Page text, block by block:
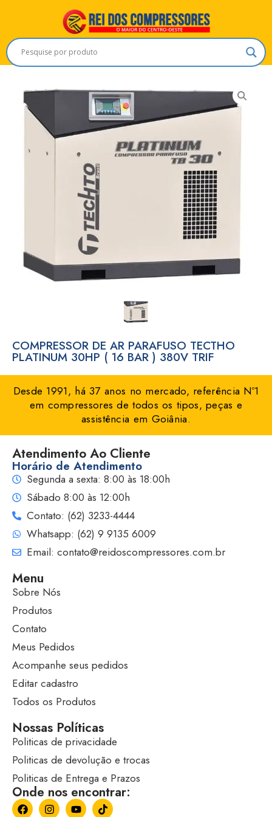
COMPRESSOR DE AR PARAFUSO TECTHO
PLATINUM 30HP ( 16 BAR ) 380V TRIF
Desde 1991, há 37 anos no mercado, referência Nº1
em compressores de todos os tipos, peças e
assistência em Goiânia.
Atendimento Ao Cliente
Horário de Atendimento
Segunda a sexta: 8:00 às 18:00h
Sábado 8:00 às 12:00h
Contato: (62) 3233-4444
Whatsapp: (62) 9 9135 6009
Email: contato@reidoscompressores.com.br
Menu
Sobre Nós
Produtos
Contato
Meus Pedidos
Acompanhe seus pedidos
Editar cadastro
Todos os Produtos
Nossas Políticas
Politicas de privacidade
Politicas de devolução e trocas
Politicas de Entrega e Prazos
Onde nos encontrar: